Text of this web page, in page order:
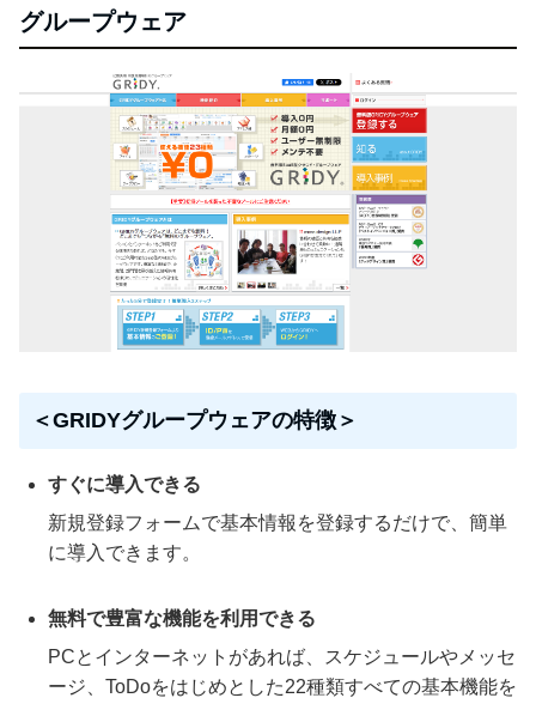
グループウェア
＜GRIDYグループウェアの特徴＞
すぐに導入できる
新規登録フォームで基本情報を登録するだけで、簡単
に導入できます。
無料で豊富な機能を利用できる
PCとインターネットがあれば、スケジュールやメッセ
ージ、ToDoをはじめとした22種類すべての基本機能を